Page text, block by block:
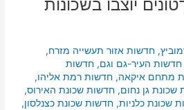
יוצבו בשכונות
,חדשות אזור תעשייה מזרח,
חדשות העיר-גם וגם,חדשות
מתחם איקאה,חדשות רמת אליהו,
שכונת גן נחום,חדשות שכונת האירוס,
שכונת כלניות,חדשות שכונת כצנלסון,